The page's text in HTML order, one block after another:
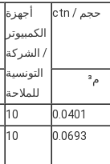
حجم / ctn
أجهزة
الكمبيوتر
/ الشركة
التونسية
للملاحة
م³
0.0401
10
0.0693
10